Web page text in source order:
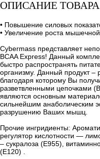
ОПИСАНИЕ ТОВАРА
• Повышение силовых
• Увеличение роста
Cybermass представляет
BCAA Express! Данный
быстро распространять
организму. Данный продукт –
благодаря которому Вы
разветвленными цепочками
являются основным
сильнейшим анаболическим
разрушению Ваших мышц.
Прочие ингридиенты:
регулятор кислотности —
– сукралоза (Е955),
(Е120) .